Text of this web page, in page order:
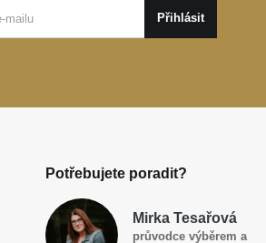
Přihlásit
Potřebujete poradit?
Mirka Tesařová
průvodce výběrem a